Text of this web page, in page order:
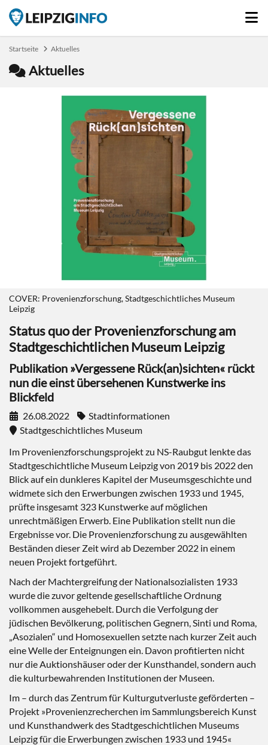
Startseite Aktuelles
Aktuelles
COVER: Provenienzforschung, Stadtgeschichtliches Museum
Leipzig
Status quo der Provenienzforschung am
Stadtgeschichtlichen Museum Leipzig
Publikation »Vergessene Rück(an)sichten« rückt
nun die einst übersehenen Kunstwerke ins
Blickfeld
26.08.2022
Stadtinformationen
Stadtgeschichtliches Museum
Im Provenienzforschungsprojekt zu NS-Raubgut lenkte das
Stadtgeschichtliche Museum Leipzig von 2019 bis 2022 den
Blick auf ein dunkleres Kapitel der Museumsgeschichte und
widmete sich den Erwerbungen zwischen 1933 und 1945,
prüfte insgesamt 323 Kunstwerke auf möglichen
unrechtmäßigen Erwerb. Eine Publikation stellt nun die
Ergebnisse vor. Die Provenienzforschung zu ausgewählten
Beständen dieser Zeit wird ab Dezember 2022 in einem
neuen Projekt fortgeführt.
Nach der Machtergreifung der Nationalsozialisten 1933
wurde die zuvor geltende gesellschaftliche Ordnung
vollkommen ausgehebelt. Durch die Verfolgung der
jüdischen Bevölkerung, politischen Gegnern, Sinti und Roma,
„Asozialen“ und Homosexuellen setzte nach kurzer Zeit auch
eine Welle der Enteignungen ein. Davon profitierten nicht
nur die Auktionshäuser oder der Kunsthandel, sondern auch
die kulturbewahrenden Institutionen der Museen.
Im – durch das Zentrum für Kulturgutverluste geförderten –
Projekt »Provenienzrecherchen im Sammlungsbereich Kunst
und Kunsthandwerk des Stadtgeschichtlichen Museums
Leipzig für die Erwerbungen zwischen 1933 und 1945«